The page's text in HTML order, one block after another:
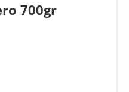
700gr